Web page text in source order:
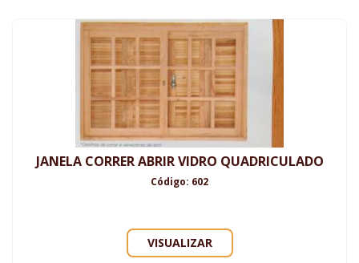
JANELA CORRER ABRIR VIDRO QUADRICULADO
Código: 602
VISUALIZAR